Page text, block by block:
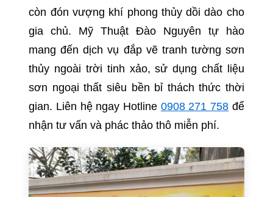
còn đón vượng khí phong thủy dồi dào cho
gia chủ. Mỹ Thuật Đào Nguyên tự hào
mang đến dịch vụ đắp vẽ tranh tường sơn
thủy ngoài trời tinh xảo, sử dụng chất liệu
sơn ngoại thất siêu bền bỉ thách thức thời
gian. Liên hệ ngay Hotline 0908 271 758 để
nhận tư vấn và phác thảo thô miễn phí.